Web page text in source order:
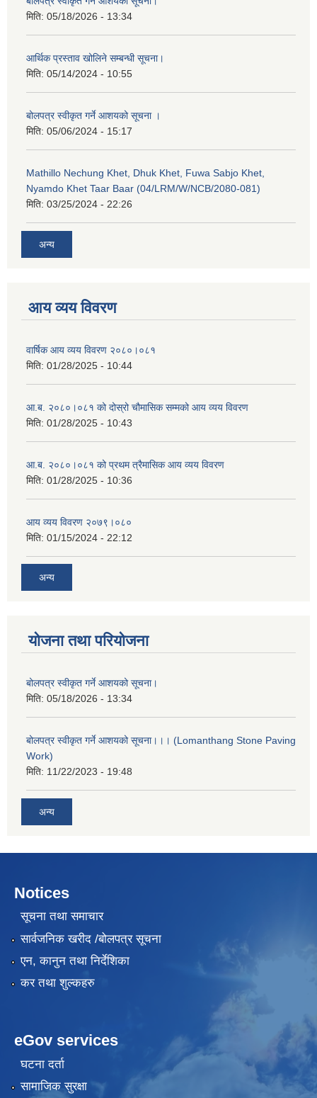
मिति: 05/18/2026 - 13:34
आर्थिक प्रस्ताव खोलिने सम्बन्धी सूचना।
मिति: 05/14/2024 - 10:55
बोलपत्र स्वीकृत गर्ने आशयको सूचना ।
मिति: 05/06/2024 - 15:17
Mathillo Nechung Khet, Dhuk Khet, Fuwa Sabjo Khet,
Nyamdo Khet Taar Baar (04/LRM/W/NCB/2080-081)
मिति: 03/25/2024 - 22:26
अन्य
आय व्यय विवरण
वार्षिक आय व्यय विवरण २०८०।०८१
मिति: 01/28/2025 - 10:44
आ.ब. २०८०।०८१ को दोस्रो चौमासिक सम्मको आय व्यय विवरण
मिति: 01/28/2025 - 10:43
आ.ब. २०८०।०८१ को प्रथम त्रैमासिक आय व्यय विवरण
मिति: 01/28/2025 - 10:36
आय व्यय विवरण २०७९।०८०
मिति: 01/15/2024 - 22:12
अन्य
योजना तथा परियोजना
बोलपत्र स्वीकृत गर्ने आशयको सूचना।
मिति: 05/18/2026 - 13:34
बोलपत्र स्वीकृत गर्ने आशयको सूचना।।। (Lomanthang Stone Paving
Work)
मिति: 11/22/2023 - 19:48
अन्य
Notices
सूचना तथा समाचार
सार्वजनिक खरीद /बोलपत्र सूचना
एन, कानुन तथा निर्देशिका
कर तथा शुल्कहरु
eGov services
घटना दर्ता
सामाजिक सुरक्षा